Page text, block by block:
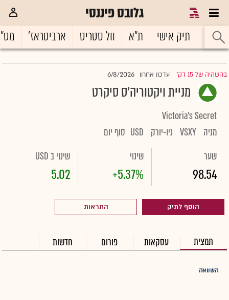
גלובס פיננסי
ראשי תיק אישי ת"א וול סטריט ארביטראז'
בהשהיה של 15 דק' |עדכון אחרון 6/8/2026
מניית ויקטוריה'ס סיקרט
Victoria's Secret
מניה VSXY ניו-יורק USD סוף יום
שער
98.54
שינוי
+5.37%
שינוי ב USD
5.02
הוסף לתיק התראות
תמצית עסקאות פורום חדשות
השוואה